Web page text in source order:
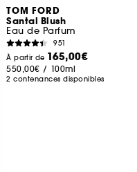
TOM FORD
Santal Blush
Eau de Parfum
951
À partir de 165,00€
550,00€ / 100ml
2 contenances disponibles